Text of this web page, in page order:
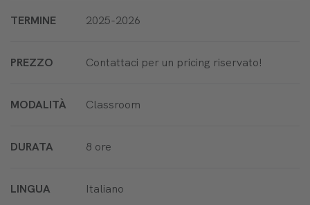
TERMINE 2025-2026
PREZZO Contattaci per un pricing riservato!
MODALITÀ Classroom
DURATA 8 ore
LINGUA Italiano